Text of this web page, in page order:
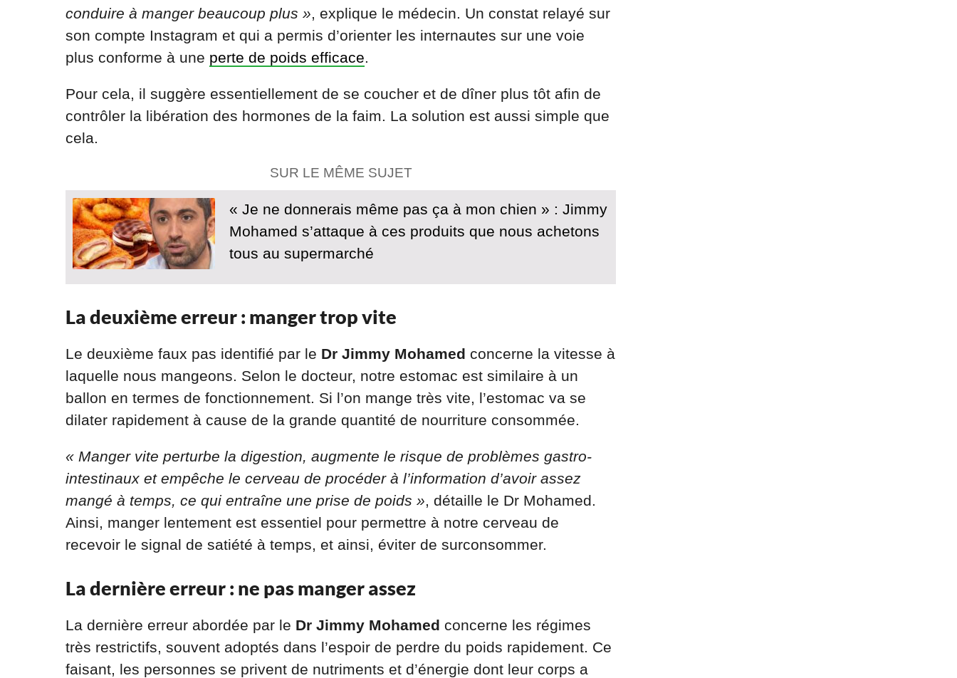
conduire à manger beaucoup plus » , explique le médecin. Un constat relayé sur
son compte Instagram et qui a permis d’orienter les internautes sur une voie
plus conforme à une perte de poids efficace
Pour cela, il suggère essentiellement de se coucher et de dîner plus tôt afin de
contrôler la libération des hormones de la faim. La solution est aussi simple que
cela.
SUR LE MÊME SUJET
« Je ne donnerais même pas ça à mon chien » : Jimmy
Mohamed s’attaque à ces produits que nous achetons
tous au supermarché
La deuxième erreur : manger trop vite
Le deuxième faux pas identifié par le Dr Jimmy Mohamed concerne la vitesse à
laquelle nous mangeons. Selon le docteur, notre estomac est similaire à un
ballon en termes de fonctionnement. Si l’on mange très vite, l’estomac va se
dilater rapidement à cause de la grande quantité de nourriture consommée.
« Manger vite perturbe la digestion, augmente le risque de problèmes gastro-
intestinaux et empêche le cerveau de procéder à l’information d’avoir assez
mangé à temps, ce qui entraîne une prise de poids » , détaille le Dr Mohamed.
Ainsi, manger lentement est essentiel pour permettre à notre cerveau de
recevoir le signal de satiété à temps, et ainsi, éviter de surconsommer.
La dernière erreur : ne pas manger assez
La dernière erreur abordée par le Dr Jimmy Mohamed concerne les régimes
très restrictifs, souvent adoptés dans l’espoir de perdre du poids rapidement. Ce
faisant, les personnes se privent de nutriments et d’énergie dont leur corps a